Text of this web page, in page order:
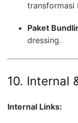
transformasi
Paket
dressing.
10. Internal
Internal Links: